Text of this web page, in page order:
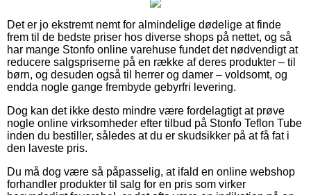
Det er jo ekstremt nemt for almindelige dødelige at finde
frem til de bedste priser hos diverse shops på nettet, og så
har mange Stonfo online varehuse fundet det nødvendigt at
reducere salgspriserne på en række af deres produkter – til
børn, og desuden også til herrer og damer – voldsomt, og
endda nogle gange frembyde gebyrfri levering.
Dog kan det ikke desto mindre være fordelagtigt at prøve
nogle online virksomheder efter tilbud på Stonfo Teflon Tube
inden du bestiller, således at du er skudsikker på at få fat i
den laveste pris.
Du må dog være så påpasselig, at ifald en online webshop
forhandler produkter til salg for en pris som virker